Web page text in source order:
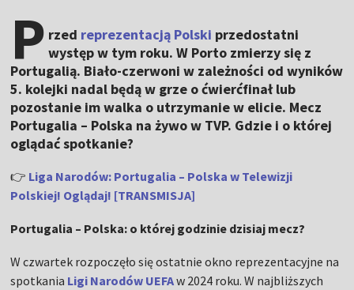
P rzed reprezentacją Polski przedostatni
występ w tym roku. W Porto zmierzy się z
Portugalią. Biało-czerwoni w zależności od wyników
5. kolejki nadal będą w grze o ćwierćfinał lub
pozostanie im walka o utrzymanie w elicie. Mecz
Portugalia – Polska na żywo w TVP. Gdzie i o której
oglądać spotkanie?
👉 Liga Narodów: Portugalia – Polska w Telewizji
Polskiej! Oglądaj! [TRANSMISJA]
Portugalia – Polska: o której godzinie dzisiaj mecz?
W czwartek rozpoczęło się ostatnie okno reprezentacyjne na
spotkania Ligi Narodów UEFAw 2024 roku. W najbliższych